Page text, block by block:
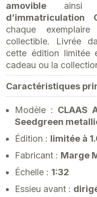
amovible ainsi
d’immatriculation
chaque
collectible. Livrée
cette édition limitée
cadeau ou la
Caractéristiques
Modèle : CLAAS
Seedgreen
Édition : limitée à
Fabricant : Marge
Échelle : 1:32
Essieu avant :